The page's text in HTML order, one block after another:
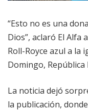
“Esto no es una
Dios”, aclaró El Alfa
Roll-Royce azul a la
Domingo, República
La noticia dejó
la publicación,